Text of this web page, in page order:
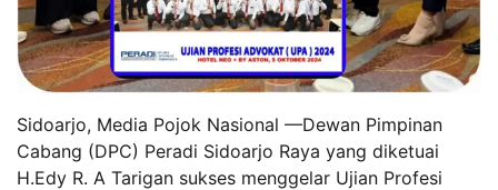
Sidoarjo, Media Pojok Nasional —Dewan Pimpinan
Cabang (DPC) Peradi Sidoarjo Raya yang diketuai
H.Edy R. A Tarigan sukses menggelar Ujian Profesi